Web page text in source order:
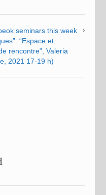
seminars this week
“Espace et
rencontre”, Valeria
2021 17-19 h)